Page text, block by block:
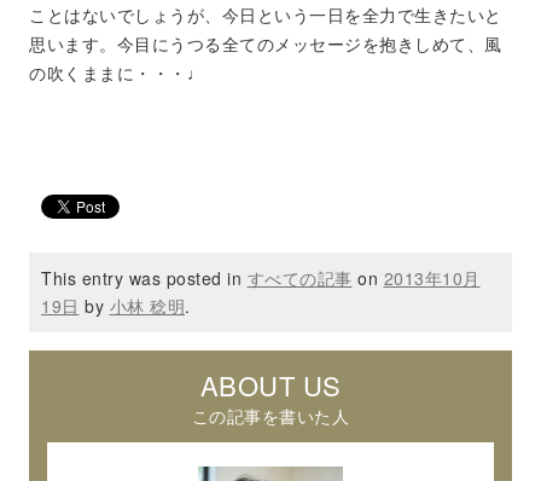
ことはないでしょうが、今日という一日を全力で生きたいと
思います。今目にうつる全てのメッセージを抱きしめて、風
の吹くままに・・・♩
This entry was posted in すべての記事 on 2013年10月
19日 by 小林 稔明.
ABOUT US
この記事を書いた人